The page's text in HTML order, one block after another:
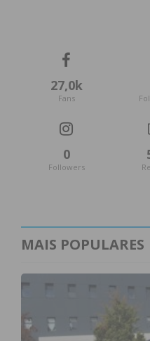
27,0k
Fans
0
Followers
MAIS POPULARES